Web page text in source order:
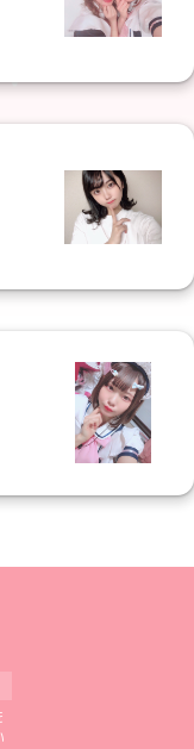
アカウント
アカウント公式アカウント
みんFacebook公式アカウン
りーみんYouTube公式アカ